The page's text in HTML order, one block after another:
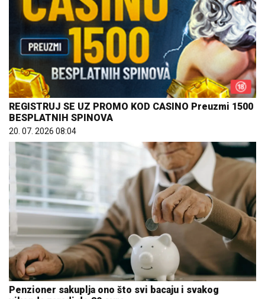
REGISTRUJ SE UZ PROMO KOD CASINO Preuzmi 1500
BESPLATNIH SPINOVA
20. 07. 2026 08:04
Penzioner sakuplja ono što svi bacaju i svakog